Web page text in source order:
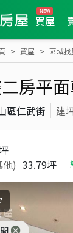
買屋
買屋 區域找
房平
區仁武街 建
) 33.79坪